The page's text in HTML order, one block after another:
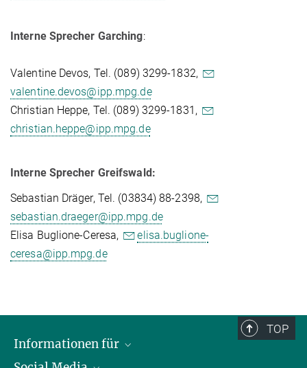
Interne Sprecher Garching:
Valentine Devos, Tel. (089) 3299-1832,
valentine.devos@ipp.mpg.de
Christian Heppe, Tel. (089) 3299-1831,
christian.heppe@ipp.mpg.de
Interne Sprecher Greifswald:
Sebastian Dräger, Tel. (03834) 88-2398,
sebastian.draeger@ipp.mpg.de
Elisa Buglione-Ceresa,
elisa.buglione-
ceresa@ipp.mpg.de
TOP
Informationen für